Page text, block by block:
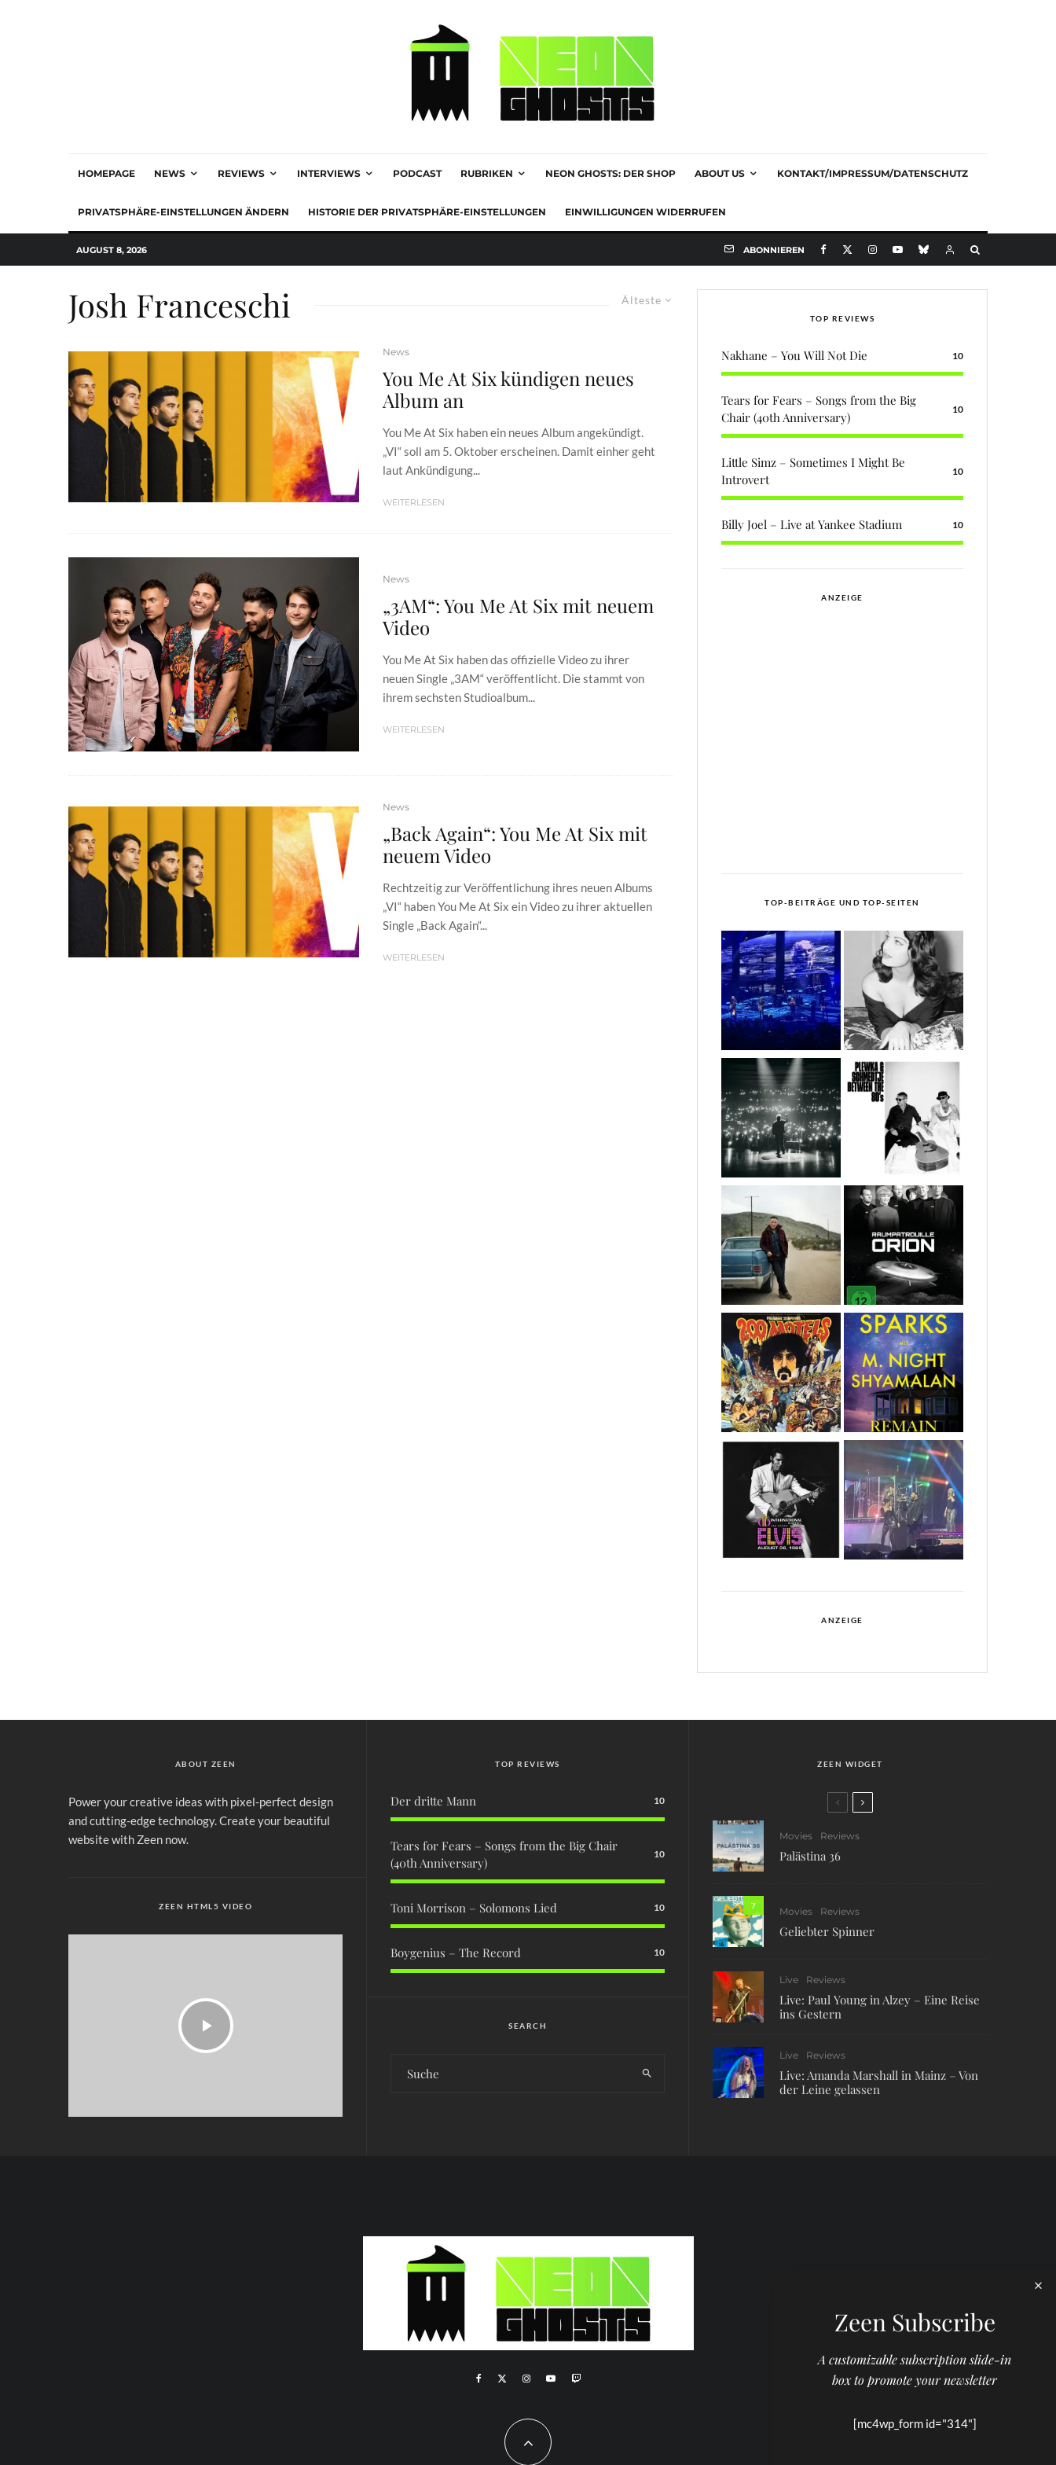
HOMEPAGE NEWS REVIEWS INTERVIEWS PODCAST RUBRIKEN NEON GHOSTS: DER SHOP ABOUT US KONTAKT/IMPRESSUM/DATENSCHUTZ
PRIVATSPHÄRE-EINSTELLUNGEN ÄNDERN HISTORIE DER PRIVATSPHÄRE-EINSTELLUNGEN EINWILLIGUNGEN WIDERRUFEN
AUGUST 8, 2026 ABONNIEREN
Älteste
Josh Franceschi
News
You Me At Six kündigen neues
Album an
You Me At Six haben ein neues Album angekündigt.
„VI“ soll am 5. Oktober erscheinen. Damit einher geht
laut Ankündigung...
WEITERLESEN
News
„3AM“: You Me At Six mit neuem
Video
You Me At Six haben das offizielle Video zu ihrer
neuen Single „3AM“ veröffentlicht. Die stammt von
ihrem sechsten Studioalbum...
WEITERLESEN
News
„Back Again“: You Me At Six mit
neuem Video
Rechtzeitig zur Veröffentlichung ihres neuen Albums
„VI“ haben You Me At Six ein Video zu ihrer aktuellen
Single „Back Again“...
WEITERLESEN
TOP REVIEWS
Nakhane – You Will Not Die 10
Tears for Fears – Songs from the Big
Chair (40th Anniversary)
10
Little Simz – Sometimes I Might Be
Introvert
10
Billy Joel – Live at Yankee Stadium 10
ANZEIGE
TOP-BEITRÄGE UND TOP-SEITEN
ANZEIGE
ABOUT ZEEN
Power your creative ideas with pixel-perfect design
and cutting-edge technology. Create your beautiful
website with Zeen now.
ZEEN HTML5 VIDEO
TOP REVIEWS
Der dritte Mann 10
Tears for Fears – Songs from the Big Chair
(40th Anniversary)
10
Toni Morrison – Solomons Lied 10
Boygenius – The Record 10
SEARCH
ZEEN WIDGET
Movies Reviews
Palästina 36
7
Movies Reviews
Geliebter Spinner
Live Reviews
Live: Paul Young in Alzey – Eine Reise
ins Gestern
Live Reviews
Live: Amanda Marshall in Mainz – Von
der Leine gelassen
Zeen Subscribe
A customizable subscription slide-in
box to promote your newsletter
[mc4wp_form id="314"]